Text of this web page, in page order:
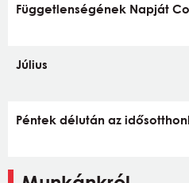
Függetlenségének Napját
Július
Péntek délután az